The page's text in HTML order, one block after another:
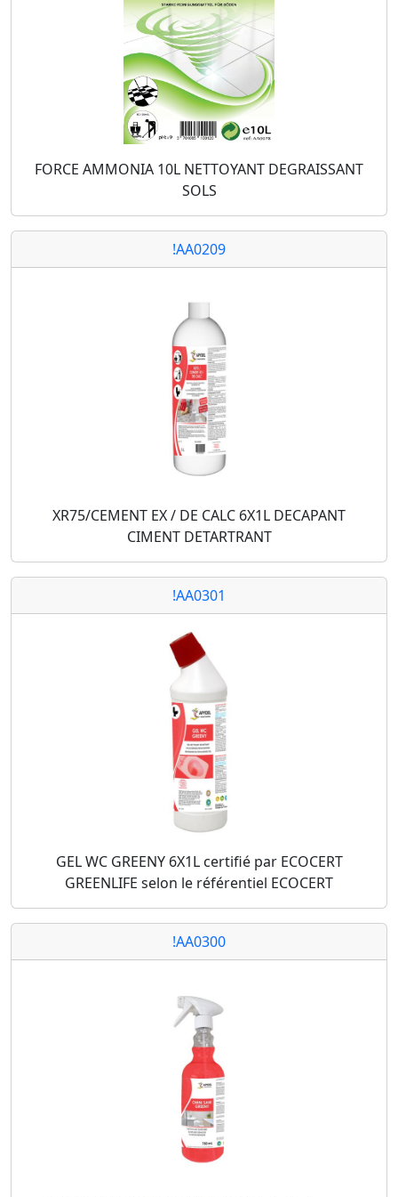
FORCE AMMONIA 10L NETTOYANT DEGRAISSANT
SOLS
!AA0209
XR75/CEMENT EX / DE CALC 6X1L DECAPANT
CIMENT DETARTRANT
!AA0301
GEL WC GREENY 6X1L certifié par ECOCERT
GREENLIFE selon le référentiel ECOCERT
!AA0300